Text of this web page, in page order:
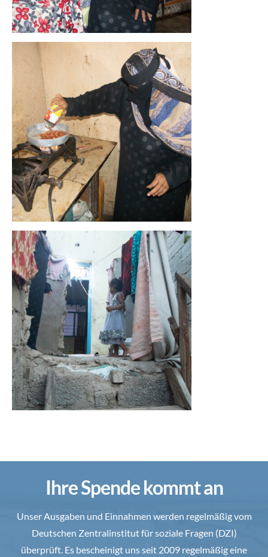
Ihre Spende kommt an
Unser Ausgaben und Einnahmen werden regelmäßig vom
Deutschen Zentralinstitut für soziale Fragen (DZI)
überprüft. Es bescheinigt uns seit 2009 regelmäßig eine